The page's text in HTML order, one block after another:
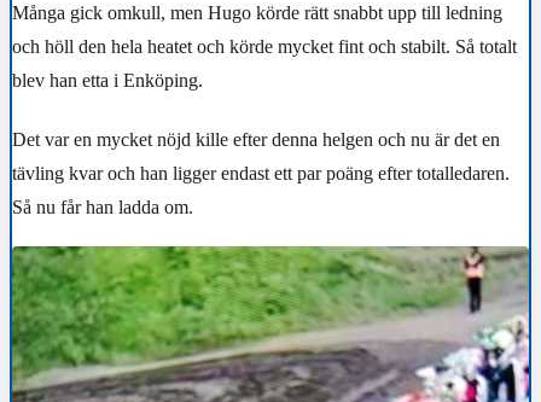
Många gick omkull, men Hugo körde rätt snabbt upp till ledning
och höll den hela heatet och körde mycket fint och stabilt. Så totalt
blev han etta i Enköping.
Det var en mycket nöjd kille efter denna helgen och nu är det en
tävling kvar och han ligger endast ett par poäng efter totalledaren.
Så nu får han ladda om.